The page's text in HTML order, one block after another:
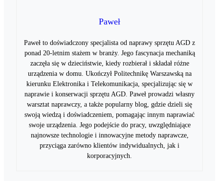
Paweł
Paweł to doświadczony specjalista od naprawy sprzętu AGD z
ponad 20-letnim stażem w branży. Jego fascynacja mechaniką
zaczęła się w dzieciństwie, kiedy rozbierał i składał różne
urządzenia w domu. Ukończył Politechnikę Warszawską na
kierunku Elektronika i Telekomunikacja, specjalizując się w
naprawie i konserwacji sprzętu AGD. Paweł prowadzi własny
warsztat naprawczy, a także popularny blog, gdzie dzieli się
swoją wiedzą i doświadczeniem, pomagając innym naprawiać
swoje urządzenia. Jego podejście do pracy, uwzględniające
najnowsze technologie i innowacyjne metody naprawcze,
przyciąga zarówno klientów indywidualnych, jak i
korporacyjnych.